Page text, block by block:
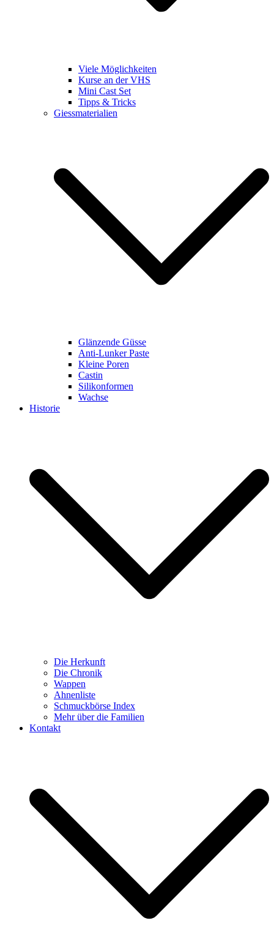
Viele Möglichkeiten
Kurse an der VHS
Mini Cast Set
Tipps & Tricks
Giessmaterialien
Glänzende Güsse
Anti-Lunker Paste
Kleine Poren
Castin
Silikonformen
Wachse
Historie
Die Herkunft
Die Chronik
Wappen
Ahnenliste
Schmuckbörse Index
Mehr über die Familien
Kontakt